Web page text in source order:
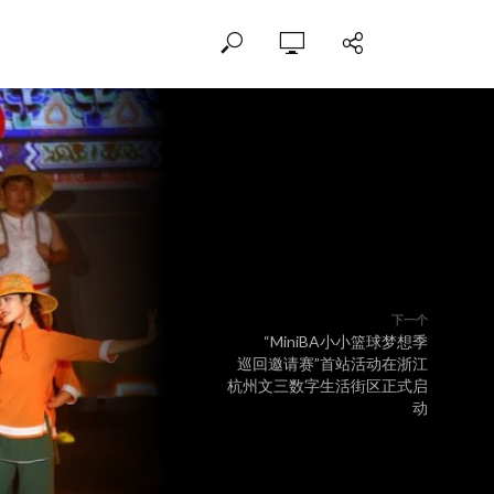
下一个
“MiniBA小小篮球梦想季
巡回邀请赛”首站活动在浙江
杭州文三数字生活街区正式启
动